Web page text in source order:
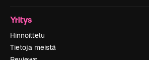
Yritys
Hinnoittelu
Tietoja meistä